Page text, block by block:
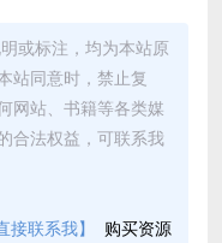
或标注，均为本站原
站同意时，禁止复
网站、书籍等各类媒
合法权益，可联系我
接联系我】
购买资源